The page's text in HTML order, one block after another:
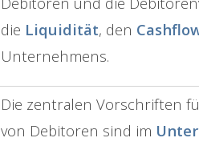
die Liquidität, den
Unternehmens.
Die zentralen Vorschriften
von Debitoren sind im